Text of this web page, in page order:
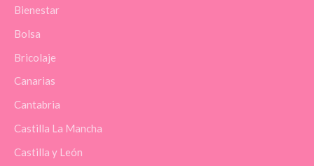
Bienestar
Bolsa
Bricolaje
Canarias
Cantabria
Castilla La Mancha
Castilla y León